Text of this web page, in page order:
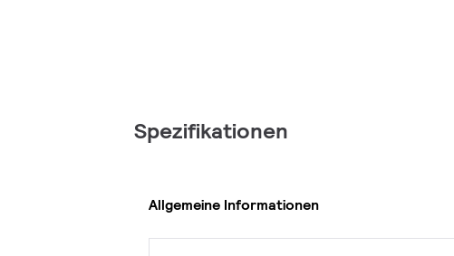
Spezifikationen
Allgemeine Informationen